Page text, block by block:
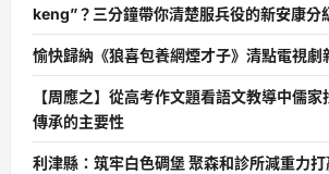
keng”？三分鐘帶你清楚服兵役的新安康分
愉快歸納《狼喜包養網煙才子》清點電視劇
【周應之】從高考作文題看語文教導中儒
傳承的主要性
利津縣：筑牢白色碉堡 聚森和診所減重力